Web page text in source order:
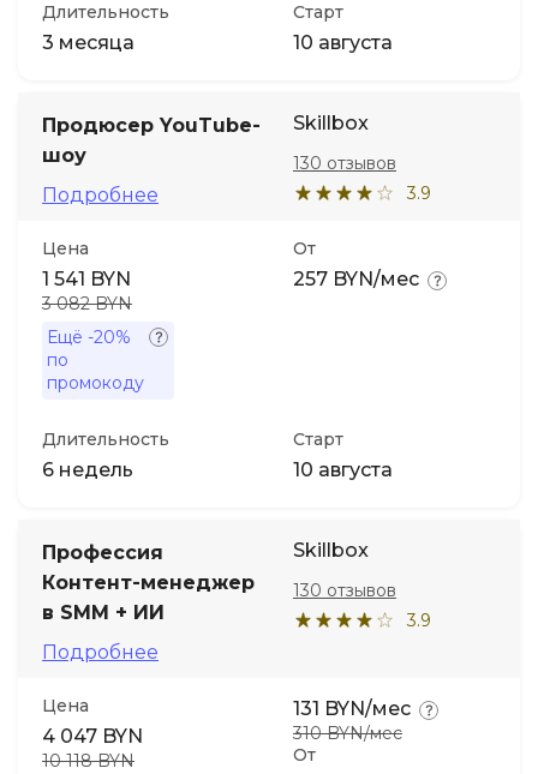
Длительность
3 месяца
Старт
10 августа
Продюсер YouTube-
шоу
Подробнее
Skillbox
3.9
130 отзывов
Цена
1 541 BYN
3 082 BYN
Ещё -20%
по
промокоду
От
257 BYN/мес
Длительность
6 недель
Старт
10 августа
Профессия
Контент-менеджер
в SMM + ИИ
Подробнее
Skillbox
3.9
130 отзывов
Цена
4 047 BYN
10 118 BYN От
131 BYN/мес
310 BYN/мес